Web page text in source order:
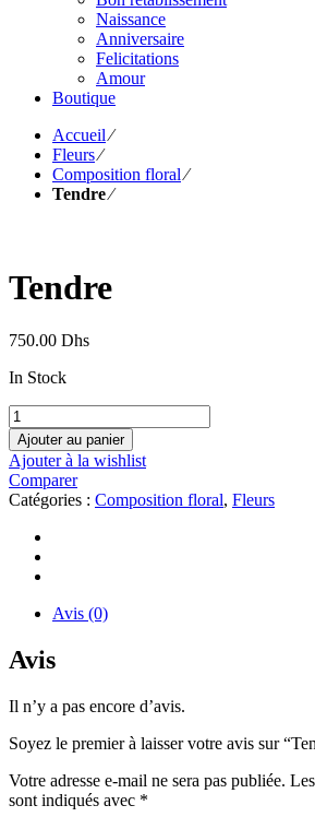
Naissance
Anniversaire
Felicitations
Amour
Boutique
Accueil⁄
Fleurs⁄
Composition floral⁄
Tendre⁄
Tendre
750.00 Dhs
In Stock
Ajouter au panier
Ajouter à la wishlist
Comparer
Catégories : Composition floral, Fleurs
Avis (0)
Avis
Il n’y a pas encore d’avis.
Soyez le premier à laisser votre avis sur
Votre adresse e-mail ne sera pas publiée.
sont indiqués avec *